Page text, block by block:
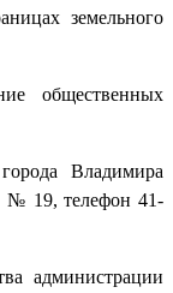
земельного
общественных
Владимира
№ 19, телефон 41-
администрации